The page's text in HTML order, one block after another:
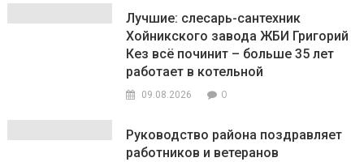
Лучшие: слесарь-сантехник
Хойникского завода ЖБИ Григорий
Кез всё починит – больше 35 лет
работает в котельной
09.08.2026 0
Руководство района поздравляет
работников и ветеранов